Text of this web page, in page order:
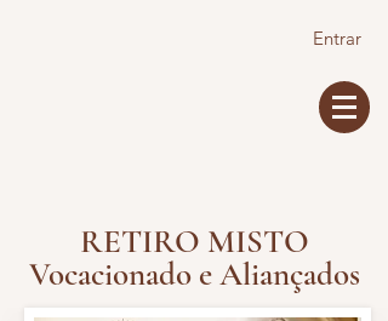
Entrar
RETIRO MISTO
Vocacionado e Aliançados